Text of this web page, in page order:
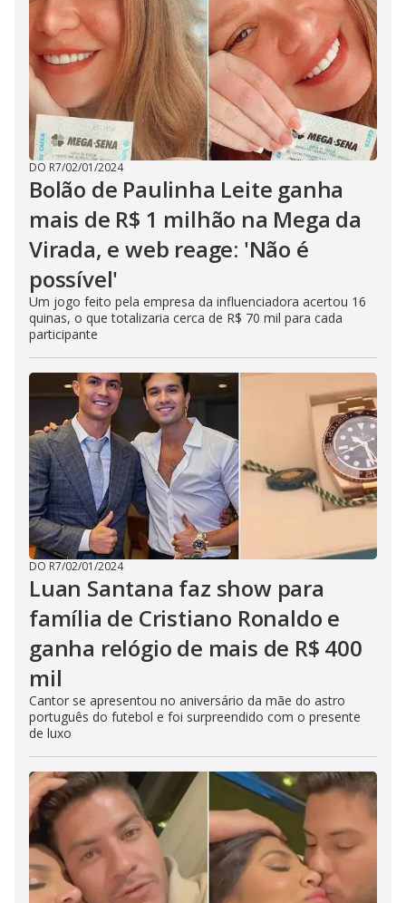
DO R7/02/01/2024
Bolão de Paulinha Leite ganha
mais de R$ 1 milhão na Mega da
Virada, e web reage: 'Não é
possível'
Um jogo feito pela empresa da influenciadora acertou 16
quinas, o que totalizaria cerca de R$ 70 mil para cada
participante
DO R7/02/01/2024
Luan Santana faz show para
família de Cristiano Ronaldo e
ganha relógio de mais de R$ 400
mil
Cantor se apresentou no aniversário da mãe do astro
português do futebol e foi surpreendido com o presente
de luxo